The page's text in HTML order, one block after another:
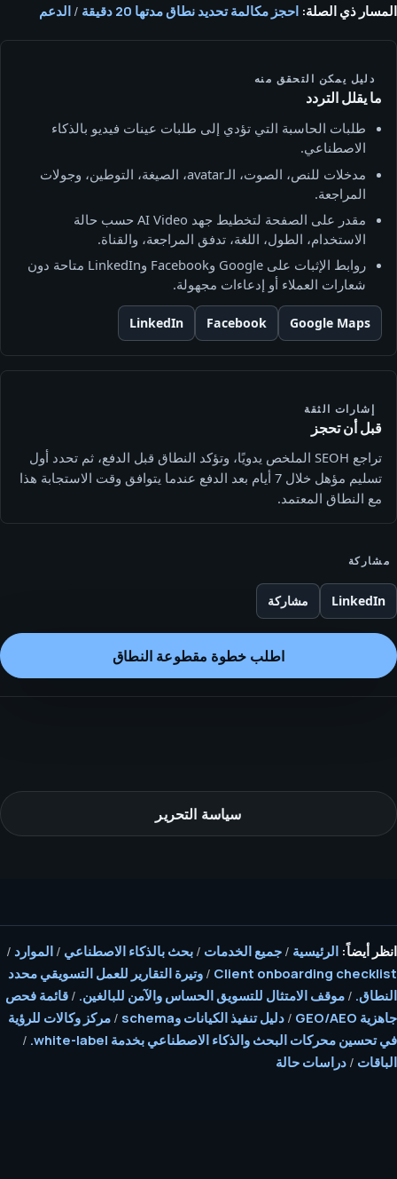
المسار ذي الصلة: احجز مكالمة تحديد نطاق مدتها 20 دقيقة / الدعم
دليل يمكن التحقق منه
ما يقلل التردد
طلبات الحاسبة التي تؤدي إلى طلبات عينات فيديو بالذكاء
الاصطناعي.
مدخلات للنص، الصوت، الـavatar، الصيغة، التوطين، وجولات
المراجعة.
مقدر على الصفحة لتخطيط جهد AI Video حسب حالة
الاستخدام، الطول، اللغة، تدفق المراجعة، والقناة.
روابط الإثبات على Google وFacebook وLinkedIn متاحة دون
شعارات العملاء أو إدعاءات مجهولة.
Google Maps
Facebook
LinkedIn
إشارات الثقة
قبل أن تحجز
تراجع SEOH الملخص يدويًا، وتؤكد النطاق قبل الدفع، ثم تحدد أول
تسليم مؤهل خلال 7 أيام بعد الدفع عندما يتوافق وقت الاستجابة هذا
مع النطاق المعتمد.
مشاركة
LinkedIn مشاركة
اطلب خطوة مقطوعة النطاق
سياسة التحرير
انظر أيضاً: الرئيسية / جميع الخدمات / بحث بالذكاء الاصطناعي / الموارد /
Client onboarding checklist
/ وتيرة التقارير للعمل التسويقي محدد
النطاق. / موقف الامتثال للتسويق الحساس والآمن للبالغين. / قائمة فحص
جاهزية GEO/AEO
/ دليل تنفيذ الكيانات وschema / مركز وكالات للرؤية
في تحسين محركات البحث والذكاء الاصطناعي بخدمة white-label.
/
الباقات / دراسات حالة